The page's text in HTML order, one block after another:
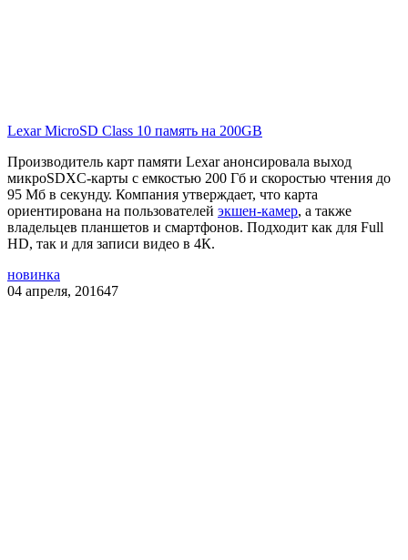
Lexar MicroSD Class 10 память на 200GB
Производитель карт памяти Lexar анонсировала выход
микроSDXC-карты с емкостью 200 Гб и скоростью чтения до
95 Мб в секунду. Компания утверждает, что карта
ориентирована на пользователей экшен-камер, а также
владельцев планшетов и смартфонов. Подходит как для Full
HD, так и для записи видео в 4К.
новинка
04 апреля, 201647